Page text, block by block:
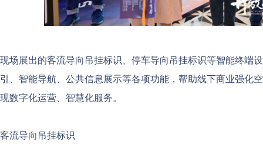
现场展出的客流导向吊挂标识、停车导向吊挂标识等智能终端
引、智能导航、公共信息展示等各项功能，帮助线下商业强化
现数字化运营、智慧化服务。
客流导向吊挂标识